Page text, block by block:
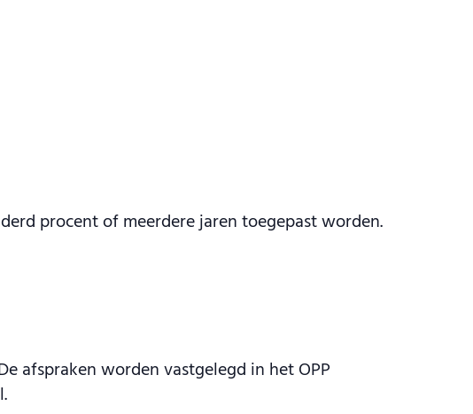
procent of meerdere jaren toegepast worden.
afspraken worden vastgelegd in het OPP